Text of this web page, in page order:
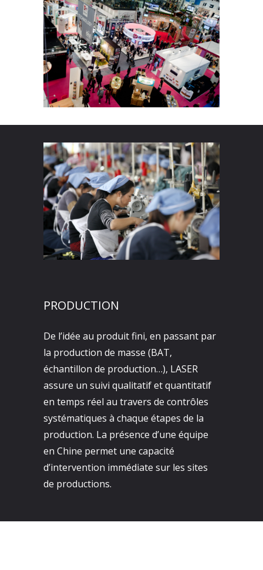
PRODUCTION
De l’idée au produit fini, en passant par
la production de masse (BAT,
échantillon de production…), LASER
assure un suivi qualitatif et quantitatif
en temps réel au travers de contrôles
systématiques à chaque étapes de la
production. La présence d’une équipe
en Chine permet une capacité
d’intervention immédiate sur les sites
de productions.